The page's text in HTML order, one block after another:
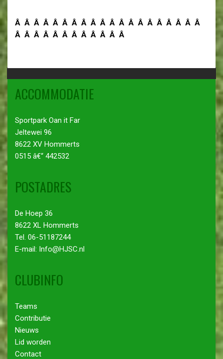
Â Â Â Â Â Â Â Â Â Â Â Â Â Â Â Â Â Â Â Â
Â Â Â Â Â Â Â Â Â Â Â Â
ACCOMMODATIE
Sportpark Oan it Far
Jeltewei 96
8622 XV Hommerts
0515 â€“ 442532
POSTADRES
De Hoep 36
8622 XL Hommerts
Tel. 06-51187244
E-mail: Info@HJSC.nl
CLUBINFO
Teams
Contributie
Nieuws
Lid worden
Contact